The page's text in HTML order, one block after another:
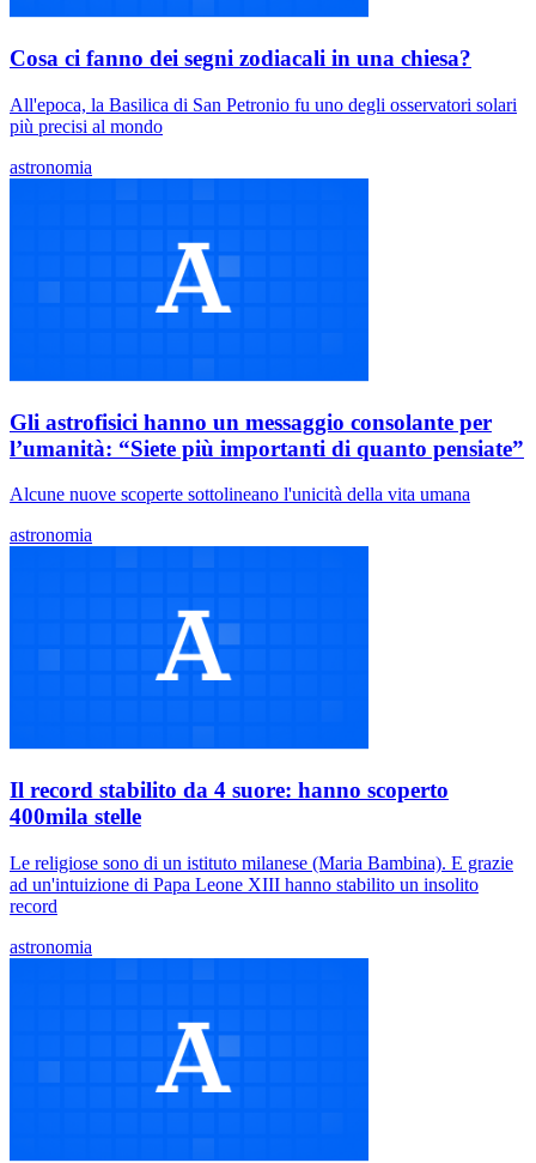
Cosa ci fanno dei segni zodiacali in una chiesa?
All'epoca, la Basilica di San Petronio fu uno degli osservatori solari
più precisi al mondo
astronomia
Gli astrofisici hanno un messaggio consolante per
l’umanità: “Siete più importanti di quanto pensiate”
Alcune nuove scoperte sottolineano l'unicità della vita umana
astronomia
Il record stabilito da 4 suore: hanno scoperto
400mila stelle
Le religiose sono di un istituto milanese (Maria Bambina). E grazie
ad un'intuizione di Papa Leone XIII hanno stabilito un insolito
record
astronomia